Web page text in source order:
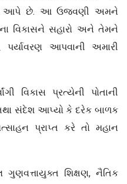
આપે છે. આ ઉજવણી અમને
વિકાસને સહારો અને તેમને
આપવાની અમારી
વિકાસ પ્રત્યેની પોતાની
સંદેશ આપ્યો કે દરેક બાળક
પ્રાપ્ત કરે તો મહાન
શિક્ષણ, નૈતિક